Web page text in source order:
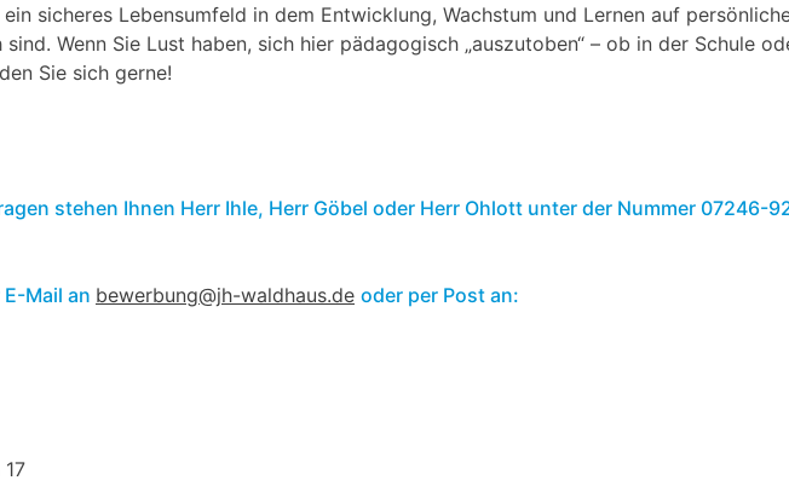
sicheres Lebensumfeld in dem Entwicklung, Wachstum und Lernen auf
Wenn Sie Lust haben, sich hier pädagogisch „auszutoben“ – ob in der Schule
Sie sich gerne!
stehen Ihnen Herr Ihle, Herr Göbel oder Herr Ohlott unter der Nummer 07246-
Mail an bewerbung@jh-waldhaus.de oder per Post an: